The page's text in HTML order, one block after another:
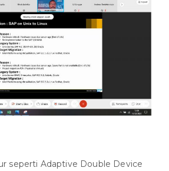
seperti Adaptive Double Device